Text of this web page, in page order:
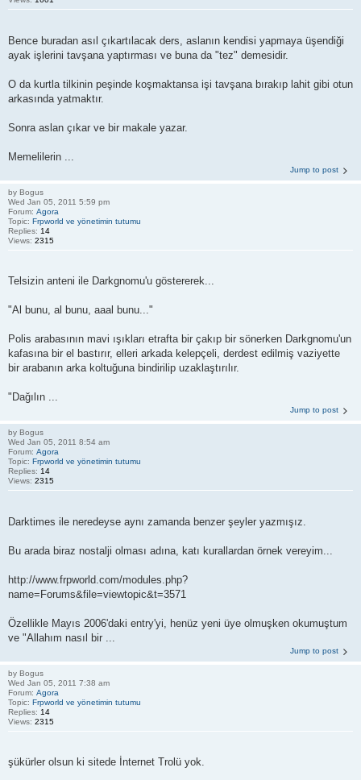
Bence buradan asıl çıkartılacak ders, aslanın kendisi yapmaya üşendiği
ayak işlerini tavşana yaptırması ve buna da "tez" demesidir.
O da kurtla tilkinin peşinde koşmaktansa işi tavşana bırakıp lahit gibi otun
arkasında yatmaktır.
Sonra aslan çıkar ve bir makale yazar.
Memelilerin ...
Jump to post
by Bogus
Wed Jan 05, 2011 5:59 pm
Forum: Agora
Topic: Frpworld ve yönetimin tutumu
Replies: 14
Views: 2315
Telsizin anteni ile Darkgnomu'u göstererek...
"Al bunu, al bunu, aaal bunu..."
Polis arabasının mavi ışıkları etrafta bir çakıp bir sönerken Darkgnomu'un
kafasına bir el bastırır, elleri arkada kelepçeli, derdest edilmiş vaziyette
bir arabanın arka koltuğuna bindirilip uzaklaştırılır.
"Dağılın ...
Jump to post
by Bogus
Wed Jan 05, 2011 8:54 am
Forum: Agora
Topic: Frpworld ve yönetimin tutumu
Replies: 14
Views: 2315
Darktimes ile neredeyse aynı zamanda benzer şeyler yazmışız.
Bu arada biraz nostalji olması adına, katı kurallardan örnek vereyim...
http://www.frpworld.com/modules.php?
name=Forums&file=viewtopic&t=3571
Özellikle Mayıs 2006'daki entry'yi, henüz yeni üye olmuşken okumuştum
ve "Allahım nasıl bir ...
Jump to post
by Bogus
Wed Jan 05, 2011 7:38 am
Forum: Agora
Topic: Frpworld ve yönetimin tutumu
Replies: 14
Views: 2315
şükürler olsun ki sitede İnternet Trolü yok.